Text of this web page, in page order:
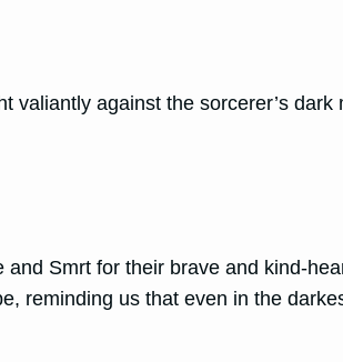
valiantly against the sorcerer’s dark
Smrt for their brave and kind-
reminding us that even in the